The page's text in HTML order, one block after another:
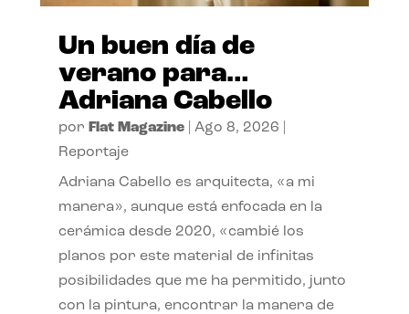
Un buen día de
verano para…
Adriana Cabello
por Flat Magazine| Ago 8, 2026
Reportaje
Adriana Cabello es arquitecta, «a mi
manera», aunque está enfocada en la
cerámica desde 2020, «cambié los
planos por este material de infinitas
posibilidades que me ha permitido, junto
con la pintura, encontrar la manera de